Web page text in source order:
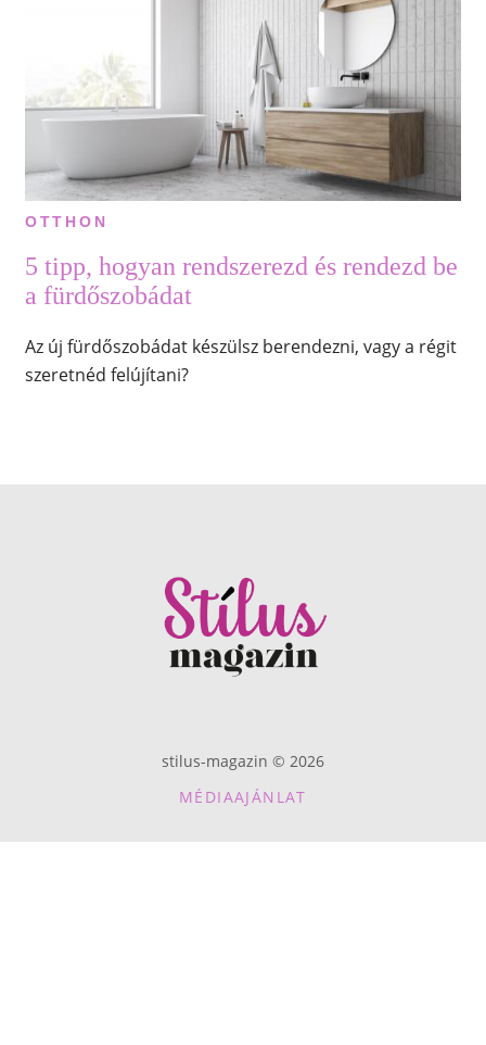
OTTHON
5 tipp, hogyan rendszerezd és rendezd be
a fürdőszobádat
Az új fürdőszobádat készülsz berendezni, vagy a régit
szeretnéd felújítani?
stilus-magazin © 2026
MÉDIAAJÁNLAT